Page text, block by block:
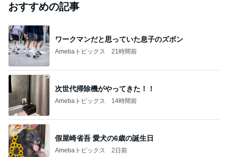
おすすめの記事
ワークマンだと思っていた息子のズボン
Amebaトピックス 21時間前
次世代掃除機がやってきた！！
Amebaトピックス 14時間前
假屋崎省吾 愛犬の6歳の誕生日
Amebaトピックス 2日前